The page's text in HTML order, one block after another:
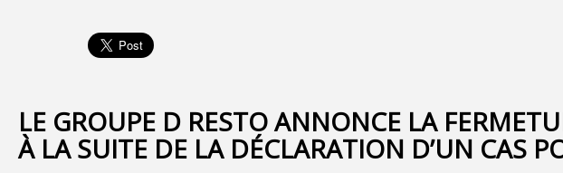
LE GROUPE D RESTO ANNONCE LA
À LA SUITE DE LA DÉCLARATION D’UN CAS